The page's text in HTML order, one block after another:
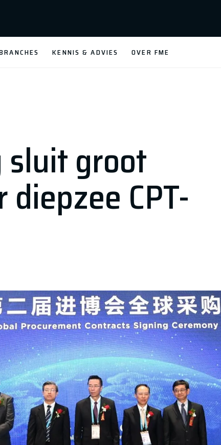
KENNIS & ADVIES OVER FME
sluit groot
CPT-